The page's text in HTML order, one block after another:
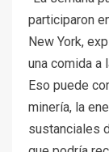
participaron
New York,
una comida a
Eso puede
minería, la
sustanciales